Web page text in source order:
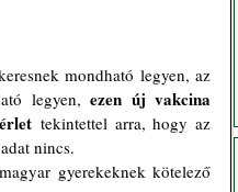
mondható legyen, az
legyen, ezen új vakcina
tekintettel arra, hogy az
nincs.
gyerekeknek kötelező